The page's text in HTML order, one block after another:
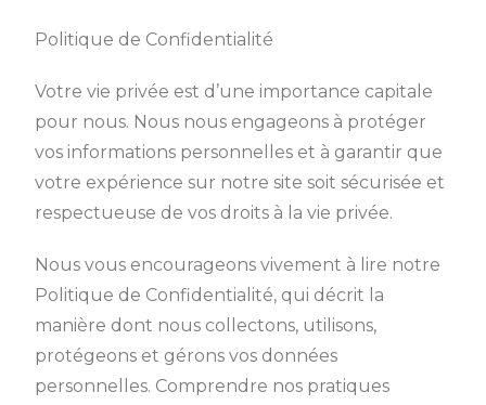
Politique de Confidentialité
Votre vie privée est d’une importance capitale
pour nous. Nous nous engageons à protéger
vos informations personnelles et à garantir que
votre expérience sur notre site soit sécurisée et
respectueuse de vos droits à la vie privée.
Nous vous encourageons vivement à lire notre
Politique de Confidentialité, qui décrit la
manière dont nous collectons, utilisons,
protégeons et gérons vos données
personnelles. Comprendre nos pratiques